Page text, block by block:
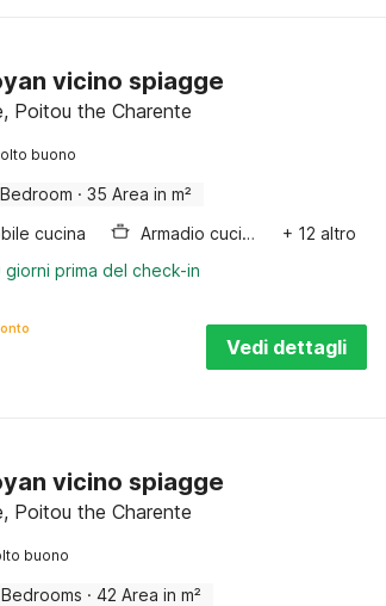
vicino spiagge
Poitou the Charente
buono
· 35 Area in m²
cucina Armadio cucina
+ 12 altro
prima del check-in
Vedi dettagli
vicino spiagge
Poitou the Charente
buono
· 42 Area in m²